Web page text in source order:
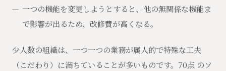
一つの機能を変更しようとすると、他の無関係な機能ま
で影響が出るため、改修費が高くなる。
少人数の組織は、一つ一つの業務が属人的で特殊な工夫
（こだわり）に満ちていることが多いものです。70点 のソ